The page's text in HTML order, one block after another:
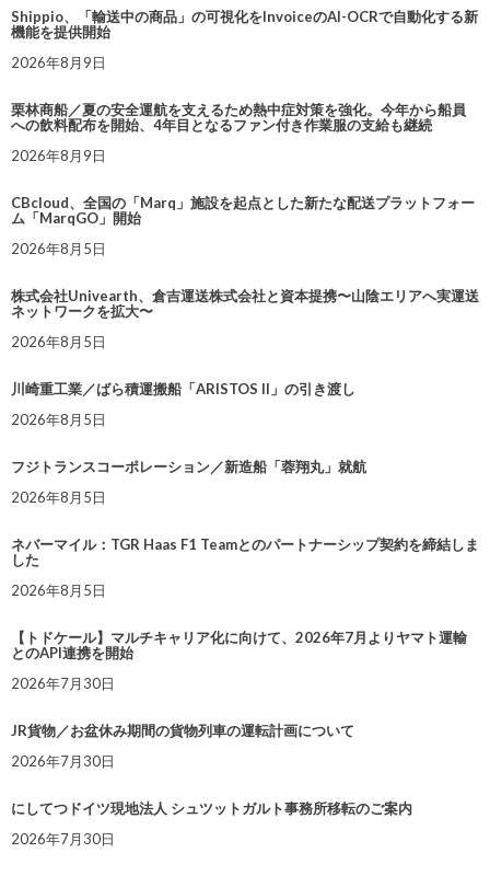
Shippio、「輸送中の商品」の可視化をInvoiceのAI-OCRで自動化する新
機能を提供開始
2026年8月9日
栗林商船／夏の安全運航を支えるため熱中症対策を強化。今年から船員
への飲料配布を開始、4年目となるファン付き作業服の支給も継続
2026年8月9日
CBcloud、全国の「Marq」施設を起点とした新たな配送プラットフォー
ム「MarqGO」開始
2026年8月5日
株式会社Univearth、倉吉運送株式会社と資本提携〜山陰エリアへ実運送
ネットワークを拡大〜
2026年8月5日
川崎重工業／ばら積運搬船「ARISTOS II」の引き渡し
2026年8月5日
フジトランスコーポレーション／新造船「蓉翔丸」就航
2026年8月5日
ネバーマイル：TGR Haas F1 Teamとのパートナーシップ契約を締結しま
した
2026年8月5日
【トドケール】マルチキャリア化に向けて、2026年7月よりヤマト運輸
とのAPI連携を開始
2026年7月30日
JR貨物／お盆休み期間の貨物列車の運転計画について
2026年7月30日
にしてつドイツ現地法人 シュツットガルト事務所移転のご案内
2026年7月30日